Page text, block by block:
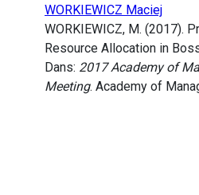
WORKIEWICZ Maciej
WORKIEWICZ, M. (2017).
Resource Allocation in
Dans: 2017 Academy of
Meeting. Academy of